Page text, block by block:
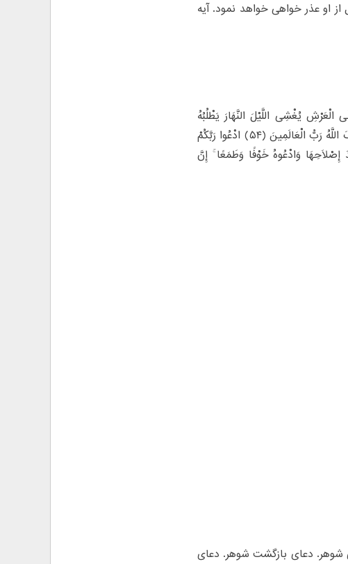
او عذر خواهی خواهد نمود. آیه
یُغْشِی اللَّیْلَ النَّهَارَ یَطْلُبُهُ
حَثِیثًا وَالشَّمْسَ وَالْقَمَرَ وَالنُّجُومَ مُسَخَّرَاتٍ بِأَمْرِهِ ۗ أَلَا لَهُ الْخَلْقُ وَالْأَمْرُ ۗ تَبَارَکَ اللَّهُ رَبُّ الْعَالَمِینَ (۵۴) ادْعُوا رَبَّکُمْ
فِی الْأَرْضِ بَعْدَ إِصْلَاحِهَا وَادْعُوهُ خَوْفًا وَطَمَعًا ۚ إِنَّ
شوهر. دعای بازگشت شوهر. دعای